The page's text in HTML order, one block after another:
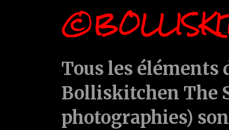
Tous les
Bolliskitchen The
photographies)